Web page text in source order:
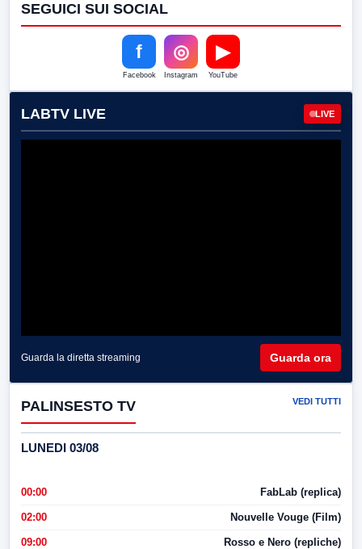
SEGUICI SUI SOCIAL
f
Facebook
◎
Instagram
▶
YouTube
LABTV LIVE LIVE
Guarda la diretta streaming Guarda ora
PALINSESTO TV VEDI TUTTI
LUNEDI 03/08
00:00 FabLab (replica)
02:00 Nouvelle Vouge (Film)
09:00 Rosso e Nero (repliche)